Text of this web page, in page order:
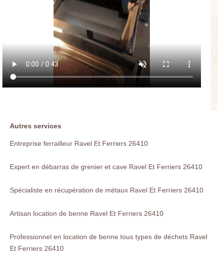
Autres services
Entreprise ferrailleur Ravel Et Ferriers 26410
Expert en débarras de grenier et cave Ravel Et Ferriers 26410
Spécialiste en récupération de métaux Ravel Et Ferriers 26410
Artisan location de benne Ravel Et Ferriers 26410
Professionnel en location de benne tous types de déchets Ravel
Et Ferriers 26410